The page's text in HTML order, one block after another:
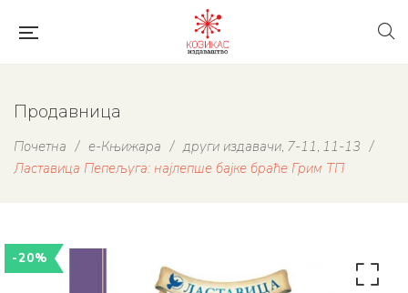
Продавница
Почетна / е-Књижара / други издавачи, 7-11, 11-13 /
Ластавица Пепељуга: најлепше бајке браће Грим ТП
-20%